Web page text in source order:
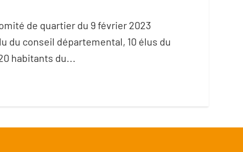
de quartier du 9 février 2023
du conseil départemental, 10 élus du
habitants du...